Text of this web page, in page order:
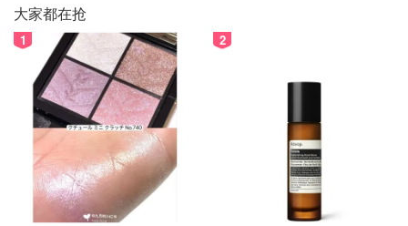
大家都在抢
1 2